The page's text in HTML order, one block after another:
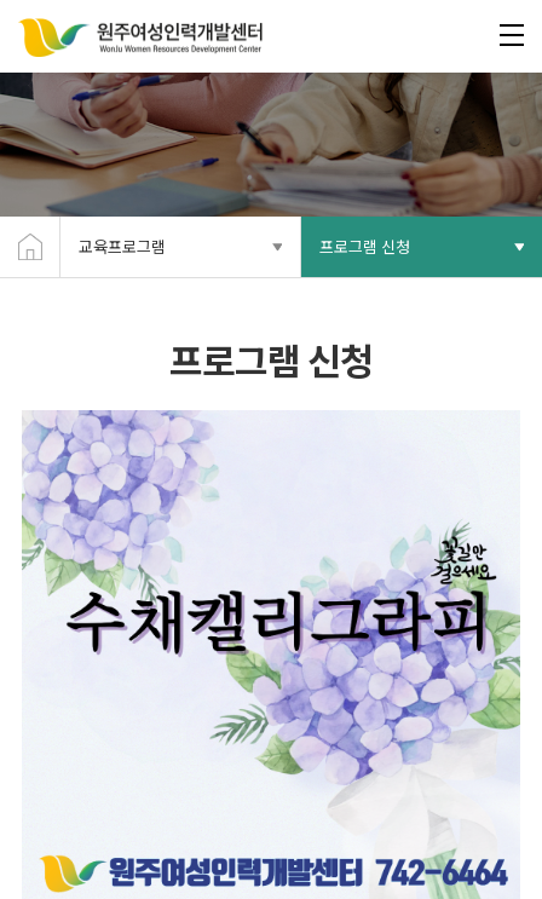
교육프로그램 프로그램 신청
프로그램 신청